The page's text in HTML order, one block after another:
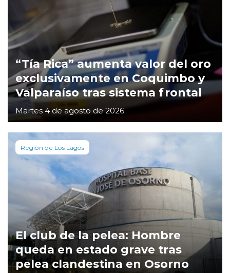
“Tía Rica” aumenta valor del oro
exclusivamente en Coquimbo y
Valparaíso tras sistema frontal
Martes 4 de agosto de 2026
Región de Los Lagos
El club de la pelea: Hombre
queda en estado grave tras
pelea clandestina en Osorno